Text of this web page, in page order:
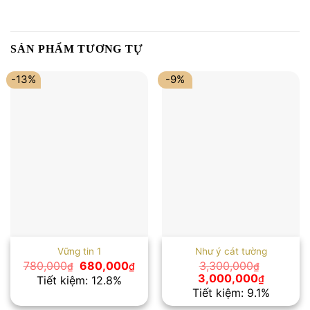
SẢN PHẨM TƯƠNG TỰ
-13%
Vững tin 1
780,000₫ Giá
gốc
là:
680,000₫Giá
là:
Tiết kiệm: 12.8%
-9%
Như ý cát tường
3,300,000₫
Giá
gốc
là:
3,000,000₫Giá
hiện
tại
Tiết kiệm: 9.1%